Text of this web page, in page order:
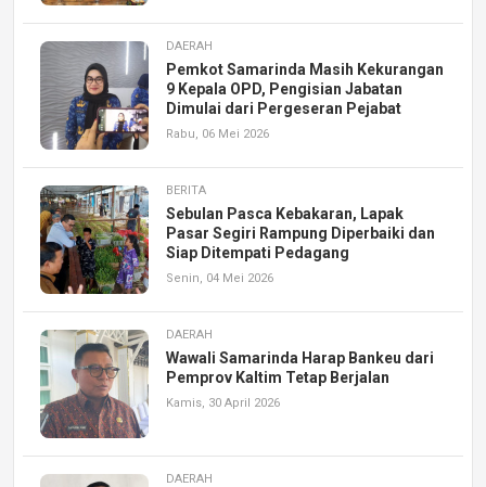
DAERAH
Pemkot Samarinda Masih Kekurangan
9 Kepala OPD, Pengisian Jabatan
Dimulai dari Pergeseran Pejabat
Rabu, 06 Mei 2026
BERITA
Sebulan Pasca Kebakaran, Lapak
Pasar Segiri Rampung Diperbaiki dan
Siap Ditempati Pedagang
Senin, 04 Mei 2026
DAERAH
Wawali Samarinda Harap Bankeu dari
Pemprov Kaltim Tetap Berjalan
Kamis, 30 April 2026
DAERAH